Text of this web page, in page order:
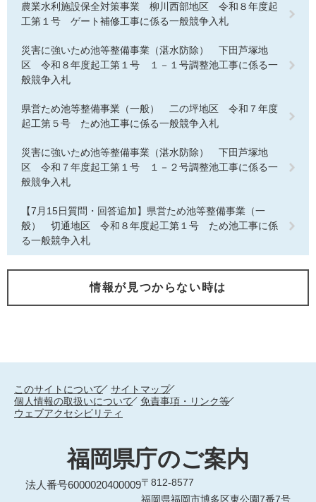
農業水利施設保全対策事業 柳川西部地区 令和８年度起
工第１号 ゲート補修工事に係る一般競争入札
災害に強いため池等整備事業（湛水防除） 下田芦塚地
区 令和８年度起工第１号 １－１号調整池工事に係る一
般競争入札
県営ため池等整備事業（一般） 二の坪地区 令和７年度
起工第５号 ため池工事に係る一般競争入札
災害に強いため池等整備事業（湛水防除） 下田芦塚地
区 令和７年度起工第１号 １－２号調整池工事に係る一
般競争入札
【7月15日質問・回答追加】県営ため池等整備事業（一
般） 切通地区 令和８年度起工第１号 ため池工事に係
る一般競争入札
情報が見つからない時は
このサイトについて
サイトマップ
個人情報の取扱いについて
免責事項・リンク等
ウェブアクセシビリティ
福岡県庁のご案内
法人番号6000020400009〒812-8577
福岡県福岡市博多区東公園7番7号